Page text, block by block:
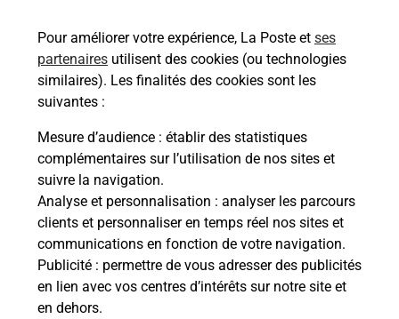
Pour améliorer votre expérience, La Poste et ses
partenaires utilisent des cookies (ou technologies
similaires). Les finalités des cookies sont les
suivantes :
Mesure d’audience : établir des statistiques
complémentaires sur l’utilisation de nos sites et
suivre la navigation.
Analyse et personnalisation : analyser les parcours
clients et personnaliser en temps réel nos sites et
communications en fonction de votre navigation.
Publicité : permettre de vous adresser des publicités
en lien avec vos centres d’intérêts sur notre site et
en dehors.
Comment demander une
modification de livraison ?
Comment La Poste participe-t-elle
à votre sécurité au quotidien ?
Puis-je passer mon code de la route
avec La Poste et sous quelles
conditions ?